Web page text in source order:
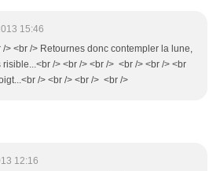
15:46
> <br /> Retournes donc contempler la lune,
/> <br /> <br /> <br /> <br /> <br
/> <br /> <br /> <br />
12:16